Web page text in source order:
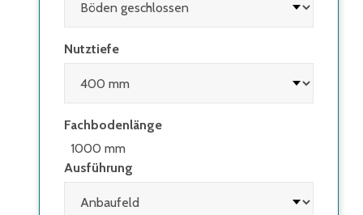
Nutztiefe
Fachbodenlänge
1000 mm
Ausführung